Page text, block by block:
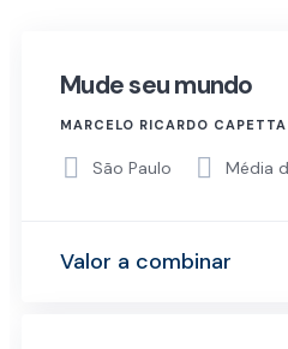
Mude seu mundo
MARCELO RICARDO CAPETTA
São Paulo Média
Valor a combinar